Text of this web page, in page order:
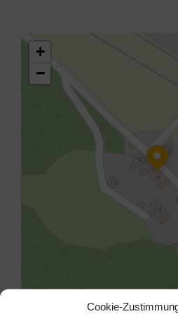
Cookie-
+
−